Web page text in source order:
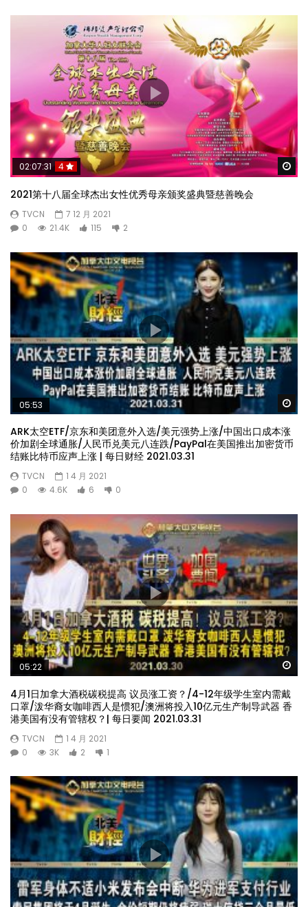
02:07:31 4
2021第十八届全球杰出女性优秀母亲颁奖盛典暨慈善晚会
TVCN
7 12 月 2021
0
21.4K 115 2
05:53
ARK太空ETF/京东和美团意外入选/美元强势上涨/中国出口成本涨
价加剧全球通胀/人民币兑美元八连跌/PayPal在美国推出加密货币
结账比特币应声上涨 | 每日财经 2021.03.31
TVCN
1 4 月 2021
0
4.6K 6 0
05:22
4月1日加拿大酒税碳税提高 议员涨工资？/4-12年级学生室内需戴
口罩/泼华裔女咖啡西人是惯犯/澳洲将投入10亿元生产制导武器 香
港美国有没有管辖权？| 每日要闻 2021.03.31
TVCN
1 4 月 2021
0
3K 2 1